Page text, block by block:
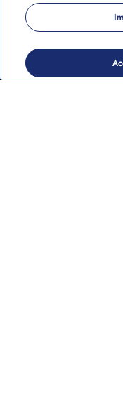
La nostra